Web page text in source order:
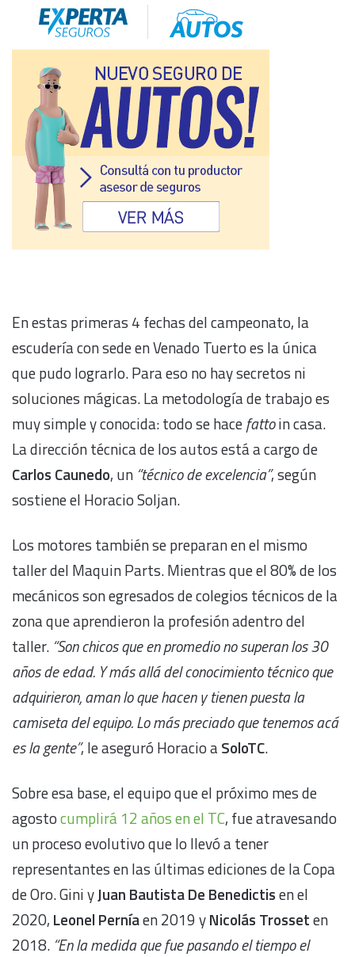
En estas primeras 4 fechas del campeonato, la
escudería con sede en Venado Tuerto es la única
que pudo lograrlo. Para eso no hay secretos ni
soluciones mágicas. La metodología de trabajo es
muy simple y conocida: todo se hacefattoin casa.
La dirección técnica de los autos está a cargo de
Carlos Caunedo, un “técnico de excelencia”, según
sostiene el Horacio Soljan.
Los motores también se preparan en el mismo
taller del Maquin Parts. Mientras que el 80% de los
mecánicos son egresados de colegios técnicos de la
zona que aprendieron la profesión adentro del
taller. “Son chicos que en promedio no superan los 30
años de edad. Y más allá del conocimiento técnico que
adquirieron, aman lo que hacen y tienen puesta la
camiseta del equipo. Lo más preciado que tenemos acá
es la gente”, le aseguró Horacio aSoloTC.
Sobre esa base, el equipo que el próximo mes de
agostocumplirá 12 años en el TC, fue atravesando
un proceso evolutivo que lo llevó a tener
representantes en las últimas ediciones de la Copa
de Oro. Gini yJuan Bautista De Benedictisen el
2020, Leonel Perníaen 2019 yNicolás Trosseten
2018. “En la medida que fue pasando el tiempo el